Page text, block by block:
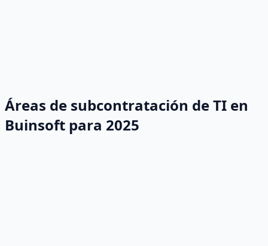
Áreas de subcontratación de TI en
Buinsoft para 2025